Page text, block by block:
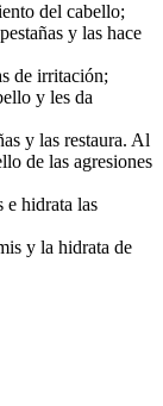
del cabello;
y las hace
de irritación;
y les da
y las restaura. Al
de las agresiones
e hidrata las
y la hidrata de